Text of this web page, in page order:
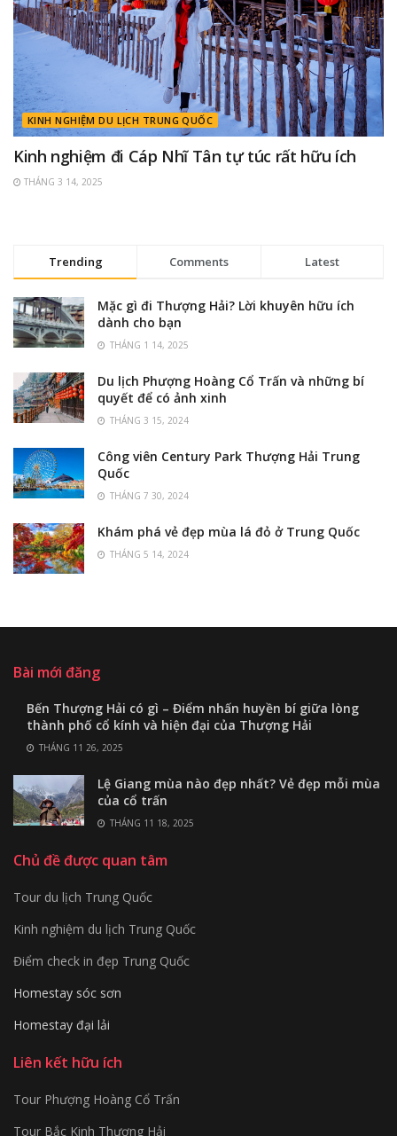
KINH NGHIỆM DU LỊCH TRUNG QUỐC
Kinh nghiệm đi Cáp Nhĩ Tân tự túc rất hữu ích
THÁNG 3 14, 2025
Trending Comments Latest
Mặc gì đi Thượng Hải? Lời khuyên hữu ích
dành cho bạn
THÁNG 1 14, 2025
Du lịch Phượng Hoàng Cổ Trấn và những bí
quyết để có ảnh xinh
THÁNG 3 15, 2024
Công viên Century Park Thượng Hải Trung
Quốc
THÁNG 7 30, 2024
Khám phá vẻ đẹp mùa lá đỏ ở Trung Quốc
THÁNG 5 14, 2024
Bài mới đăng
Bến Thượng Hải có gì – Điểm nhấn huyền bí giữa lòng
thành phố cổ kính và hiện đại của Thượng Hải
THÁNG 11 26, 2025
Lệ Giang mùa nào đẹp nhất? Vẻ đẹp mỗi mùa
của cổ trấn
THÁNG 11 18, 2025
Chủ đề được quan tâm
Tour du lịch Trung Quốc
Kinh nghiệm du lịch Trung Quốc
Điểm check in đẹp Trung Quốc
Homestay sóc sơn
Homestay đại lải
Liên kết hữu ích
Tour Phượng Hoàng Cổ Trấn
Tour Bắc Kinh Thượng Hải